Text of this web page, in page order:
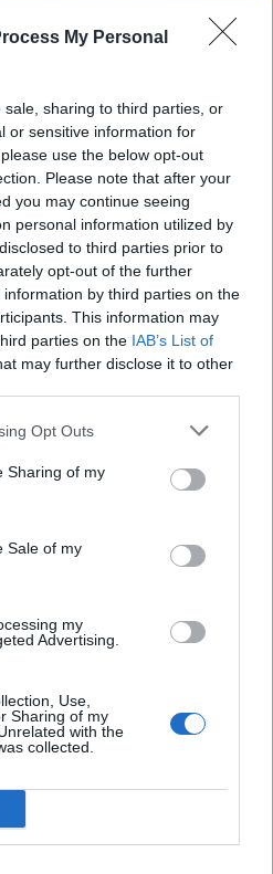
My Personal
sharing to third parties, or
or sensitive information for
use the below opt-out
Please note that after your
you may continue seeing
personal information utilized by
to third parties prior to
opt-out of the further
by third parties on the
This information may
parties on the IAB’s List of
may further disclose it to other
Opt Outs
Sharing of my
Sale of my
my
Advertising.
Use,
Sharing of my
with the
collected.